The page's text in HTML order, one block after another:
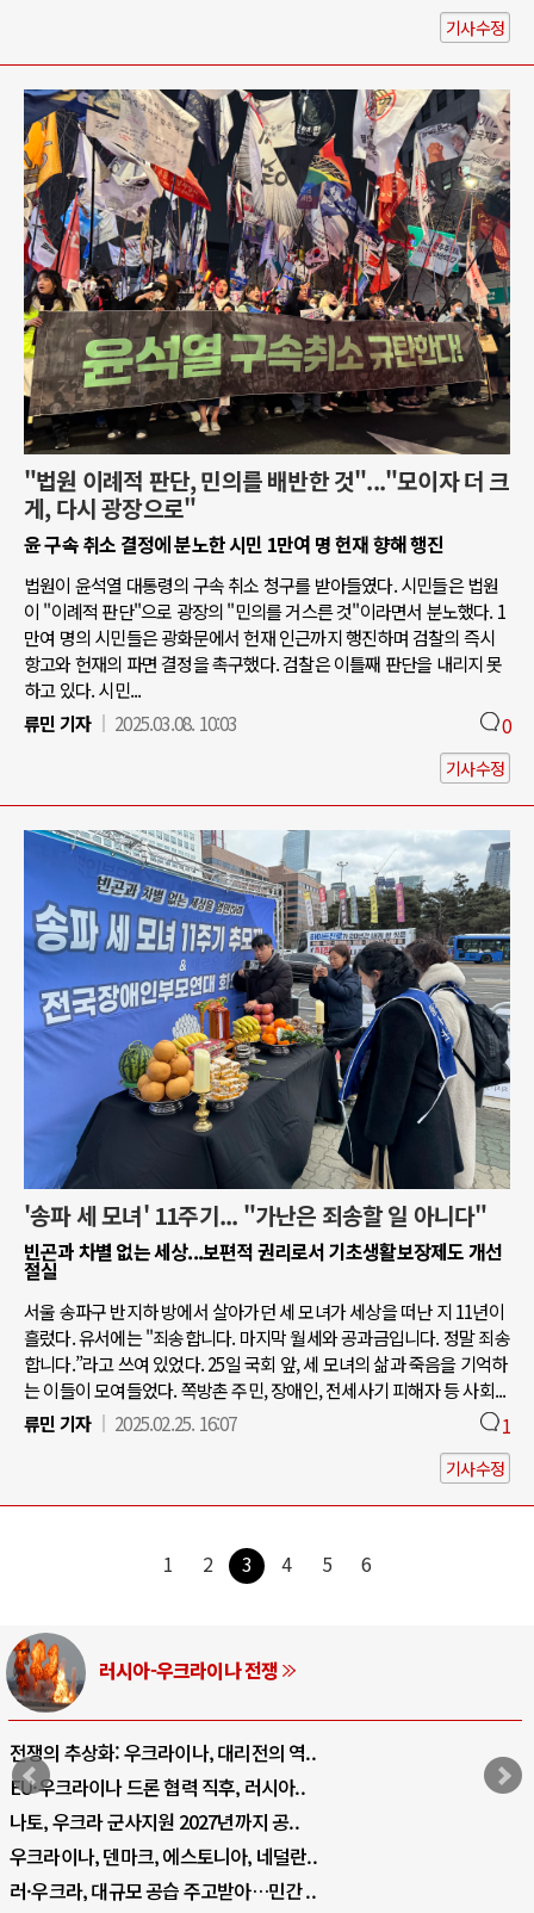
기사수정
"법원 이례적 판단, 민의를 배반한 것"..."모이자 더 크
게, 다시 광장으로"
윤 구속 취소 결정에 분노한 시민 1만여 명 헌재 향해 행진
법원이 윤석열 대통령의 구속 취소 청구를 받아들였다. 시민들은 법원
이 "이례적 판단"으로 광장의 "민의를 거스른 것"이라면서 분노했다. 1
만여 명의 시민들은 광화문에서 헌재 인근까지 행진하며 검찰의 즉시
항고와 헌재의 파면 결정을 촉구했다. 검찰은 이틀째 판단을 내리지 못
하고 있다. 시민...
류민 기자
2025.03.08. 10:03 0
기사수정
'송파 세 모녀' 11주기... "가난은 죄송할 일 아니다"
빈곤과 차별 없는 세상...보편적 권리로서 기초생활보장제도 개선
절실
서울 송파구 반지하 방에서 살아가던 세 모녀가 세상을 떠난 지 11년이
흘렀다. 유서에는 "죄송합니다. 마지막 월세와 공과금입니다. 정말 죄송
합니다.”라고 쓰여 있었다. 25일 국회 앞, 세 모녀의 삶과 죽음을 기억하
는 이들이 모여들었다. 쪽방촌 주민, 장애인, 전세사기 피해자 등 사회...
류민 기자
2025.02.25. 16:07 1
기사수정
1 2 3 4 5 6
러시아-우크라이나 전쟁
전쟁의 추상화: 우크라이나, 대리전의 역..
EU·우크라이나 드론 협력 직후, 러시아..
나토, 우크라 군사지원 2027년까지 공..
우크라이나, 덴마크, 에스토니아, 네덜란..
러·우크라, 대규모 공습 주고받아…민간 ..